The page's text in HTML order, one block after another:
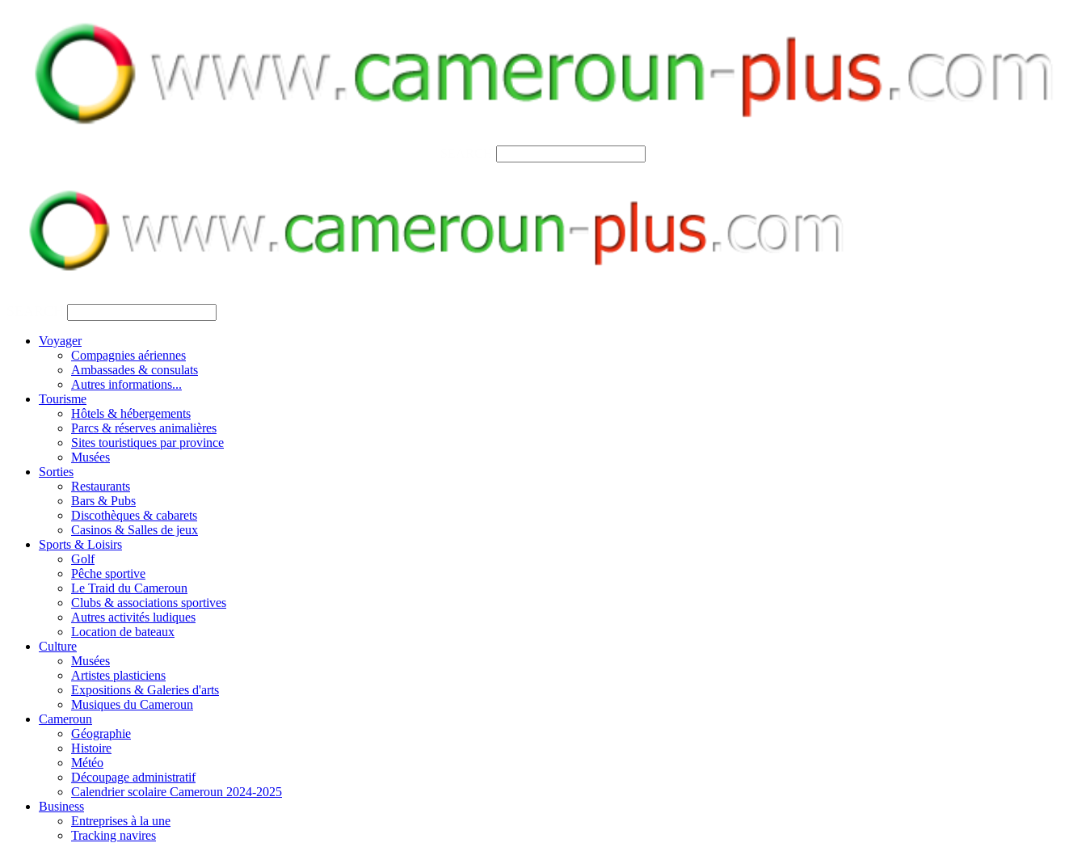
Voyager
Compagnies aériennes
Ambassades & consulats
Autres informations...
Tourisme
Hôtels & hébergements
Parcs & réserves animalières
Sites touristiques par province
Musées
Sorties
Restaurants
Bars & Pubs
Discothèques & cabarets
Casinos & Salles de jeux
Sports & Loisirs
Golf
Pêche sportive
Le Traid du Cameroun
Clubs & associations sportives
Autres activités ludiques
Location de bateaux
Culture
Musées
Artistes plasticiens
Expositions & Galeries d'arts
Musiques du Cameroun
Cameroun
Géographie
Histoire
Météo
Découpage administratif
Calendrier scolaire Cameroun 2024-2025
Business
Entreprises à la une
Tracking navires